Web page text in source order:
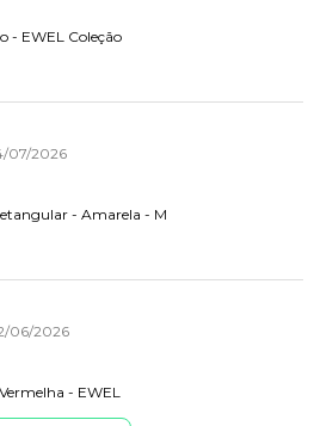
- EWEL Coleção
07/2026
- Amarela - M
06/2026
- EWEL